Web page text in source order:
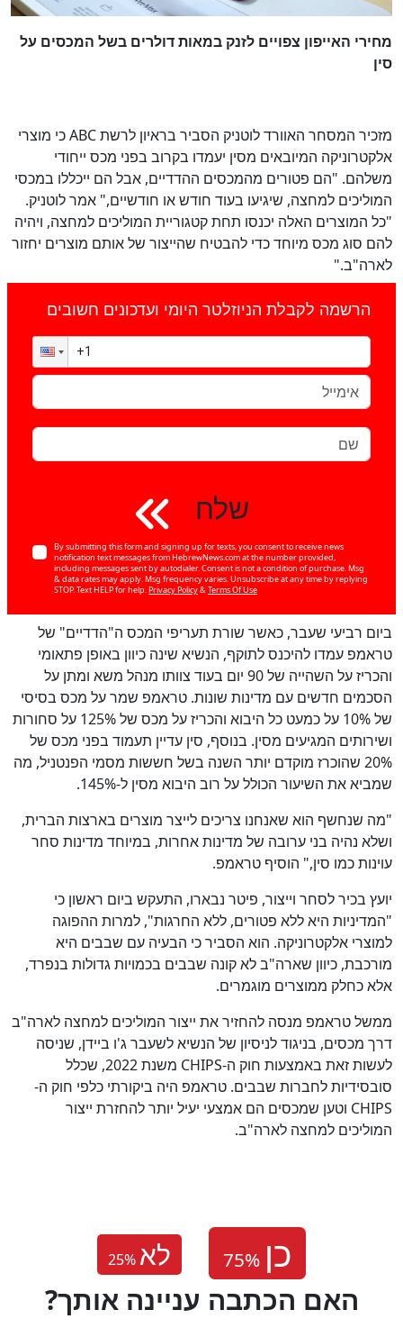
מחירי האייפון צפויים לזנק במאות דולרים בשל המכסים על
סין
מזכיר המסחר האוורד לוטניק הסביר בראיון לרשת ABC כי מוצרי
אלקטרוניקה המיובאים מסין יעמדו בקרוב בפני מכס ייחודי
משלהם. "הם פטורים מהמכסים ההדדיים, אבל הם ייכללו במכסי
המוליכים למחצה, שיגיעו בעוד חודש או חודשיים," אמר לוטניק.
"כל המוצרים האלה יכנסו תחת קטגוריית המוליכים למחצה, ויהיה
להם סוג מכס מיוחד כדי להבטיח שהייצור של אותם מוצרים יחזור
לארה"ב."
הרשמה לקבלת הניוזלטר היומי ועדכונים חשובים
שלח
By submitting this form and signing up for texts, you consent to receive news
notification text messages from HebrewNews.com at the number provided,
including messages sent by autodialer. Consent is not a condition of purchase. Msg
& data rates may apply. Msg frequency varies. Unsubscribe at any time by replying
STOP. Text HELP for help. Privacy Policy& Terms Of Use
ביום רביעי שעבר, כאשר שורת תעריפי המכס ה"הדדיים" של
טראמפ עמדו להיכנס לתוקף, הנשיא שינה כיוון באופן פתאומי
והכריז על השהייה של 90 יום בעוד צוותו מנהל משא ומתן על
הסכמים חדשים עם מדינות שונות. טראמפ שמר על מכס בסיסי
של 10% על כמעט כל היבוא והכריז על מכס של 125% על סחורות
ושירותים המגיעים מסין. בנוסף, סין עדיין תעמוד בפני מכס של
20% שהוכרז מוקדם יותר השנה בשל חששות מסמי הפנטניל, מה
שמביא את השיעור הכולל על רוב היבוא מסין ל-145%.
"מה שנחשף הוא שאנחנו צריכים לייצר מוצרים בארצות הברית,
ושלא נהיה בני ערובה של מדינות אחרות, במיוחד מדינות סחר
עוינות כמו סין," הוסיף טראמפ.
יועץ בכיר לסחר וייצור, פיטר נבארו, התעקש ביום ראשון כי
"המדיניות היא ללא פטורים, ללא החרגות", למרות ההפוגה
למוצרי אלקטרוניקה. הוא הסביר כי הבעיה עם שבבים היא
מורכבת, כיוון שארה"ב לא קונה שבבים בכמויות גדולות בנפרד,
אלא כחלק ממוצרים מוגמרים.
ממשל טראמפ מנסה להחזיר את ייצור המוליכים למחצה לארה"ב
דרך מכסים, בניגוד לניסיון של הנשיא לשעבר ג'ו ביידן, שניסה
לעשות זאת באמצעות חוק ה-CHIPS משנת 2022, שכלל
סובסידיות לחברות שבבים. טראמפ היה ביקורתי כלפי חוק ה-
CHIPS וטען שמכסים הם אמצעי יעיל יותר להחזרת ייצור
המוליכים למחצה לארה"ב.
25% לא
75%כן
?האם הכתבה עניינה אותך